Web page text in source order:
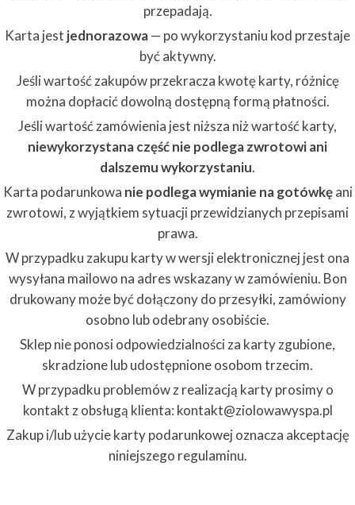
przepadają.
Karta jest jednorazowa— po wykorzystaniu kod przestaje
być aktywny.
Jeśli wartość zakupów przekracza kwotę karty, różnicę
można dopłacić dowolną dostępną formą płatności.
Jeśli wartość zamówienia jest niższa niż wartość karty,
niewykorzystana część nie podlega zwrotowi ani
dalszemu wykorzystaniu.
Karta podarunkowa nie podlega wymianie na gotówkęani
zwrotowi, z wyjątkiem sytuacji przewidzianych przepisami
prawa.
W przypadku zakupu karty w wersji elektronicznej jest ona
wysyłana mailowo na adres wskazany w zamówieniu. Bon
drukowany może być dołączony do przesyłki, zamówiony
osobno lub odebrany osobiście.
Sklep nie ponosi odpowiedzialności za karty zgubione,
skradzione lub udostępnione osobom trzecim.
W przypadku problemów z realizacją karty prosimy o
kontakt z obsługą klienta: kontakt@ziolowawyspa.pl
Zakup i/lub użycie karty podarunkowej oznacza akceptację
niniejszego regulaminu.